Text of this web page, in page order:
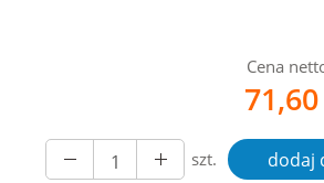
Cena
szt. dodaj